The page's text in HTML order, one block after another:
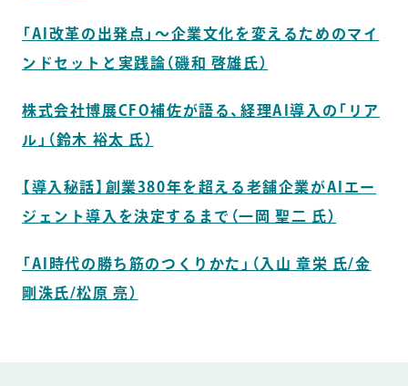
「AI改革の出発点」～企業文化を変えるためのマイ
ンドセットと実践論（磯和 啓雄氏）
株式会社博展CFO補佐が語る、経理AI導入の「リア
ル」（鈴木 裕太 氏）
【導入秘話】創業380年を超える老舗企業がAIエー
ジェント導入を決定するまで（一岡 聖二 氏）
「AI時代の勝ち筋のつくりかた」（入山 章栄 氏/金
剛洙氏/松原 亮）